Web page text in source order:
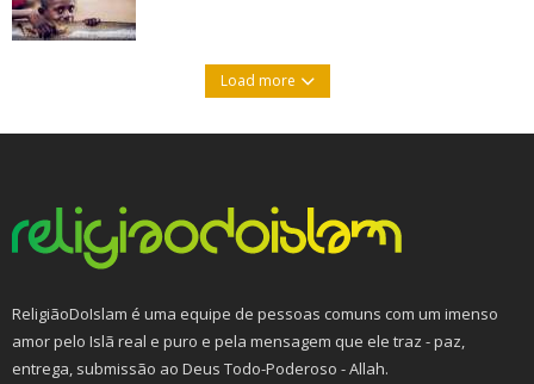
Load more
ReligiãoDoIslam é uma equipe de pessoas comuns com um imenso
amor pelo Islã real e puro e pela mensagem que ele traz - paz,
entrega, submissão ao Deus Todo-Poderoso - Allah.